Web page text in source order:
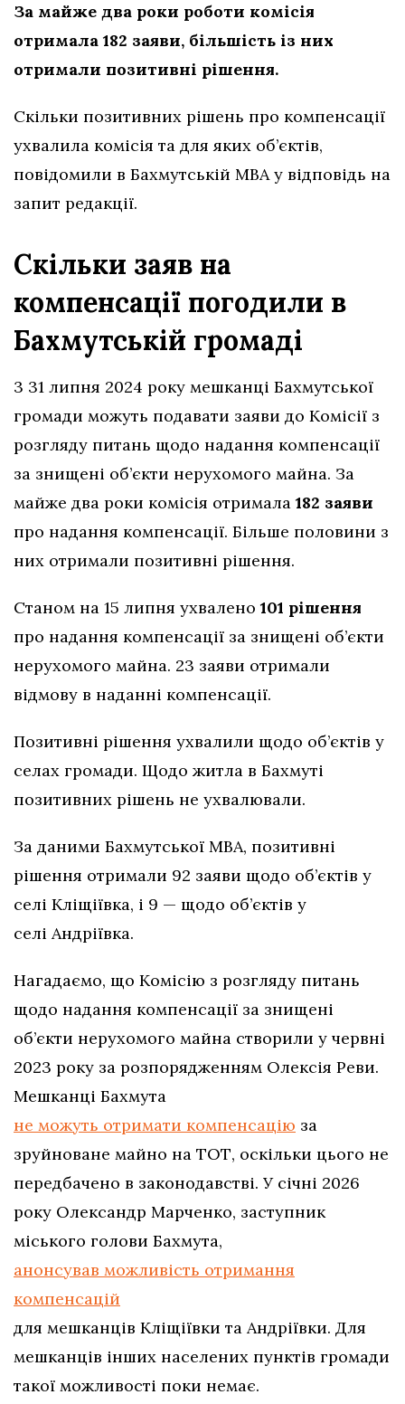
За майже два роки роботи комісія
отримала 182 заяви, більшість із них
отримали позитивні рішення.
Скільки позитивних рішень про компенсації
ухвалила комісія та для яких об’єктів,
повідомили в Бахмутській МВА у відповідь на
запит редакції.
Скільки заяв на
компенсації погодили в
Бахмутській громаді
3 31 липня 2024 року мешканці Бахмутської
громади можуть подавати заяви до Комісії з
розгляду питань щодо надання компенсації
за знищені об’єкти нерухомого майна. За
майже два роки комісія отримала 182 заяви
про надання компенсації. Більше половини з
них отримали позитивні рішення.
Станом на 15 липня ухвалено 101 рішення
про надання компенсації за знищені об’єкти
нерухомого майна. 23 заяви отримали
відмову в наданні компенсації.
Позитивні рішення ухвалили щодо об’єктів у
селах громади. Щодо житла в Бахмуті
позитивних рішень не ухвалювали.
За даними Бахмутської МВА, позитивні
рішення отримали 92 заяви щодо об’єктів у
селі Кліщіївка, і 9 — щодо об’єктів у
селі Андріївка.
Нагадаємо, що Комісію з розгляду питань
щодо надання компенсації за знищені
об’єкти нерухомого майна створили у червні
2023 року за розпорядженням Олексія Реви.
Мешканці Бахмута
не можуть отримати компенсацію за
зруйноване майно на ТОТ, оскільки цього не
передбачено в законодавстві. У січні 2026
року Олександр Марченко, заступник
міського голови Бахмута,
анонсував можливість отримання
компенсацій
для мешканців Кліщіївки та Андріївки. Для
мешканців інших населених пунктів громади
такої можливості поки немає.